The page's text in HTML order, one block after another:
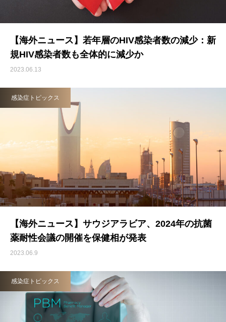
【海外ニュース】若年層のHIV感染者数の減少：新
規HIV感染者数も全体的に減少か
2023.06.13
感染症トピックス
【海外ニュース】サウジアラビア、2024年の抗菌
薬耐性会議の開催を保健相が発表
2023.06.9
感染症トピックス